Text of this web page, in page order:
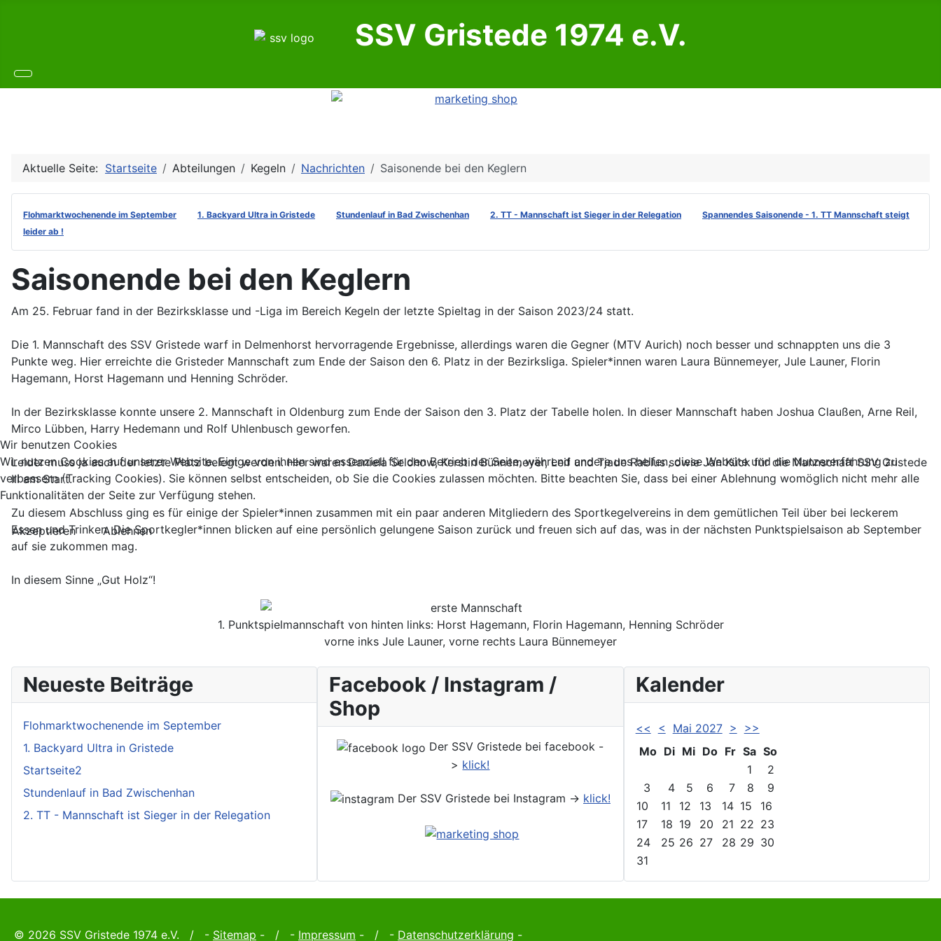
SSV Gristede 1974 e.V.
Aktuelle Seite: Startseite Abteilungen Kegeln Nachrichten Saisonende bei den Keglern
Flohmarktwochenende im September 1. Backyard Ultra in Gristede Stundenlauf in Bad Zwischenhan 2. TT - Mannschaft ist Sieger in der Relegation
Spannendes Saisonende - 1. TT Mannschaft steigt
leider ab !
Saisonende bei den Keglern
Am 25. Februar fand in der Bezirksklasse und -Liga im Bereich Kegeln der letzte Spieltag in der Saison 2023/24 statt.
Die 1. Mannschaft des SSV Gristede warf in Delmenhorst hervorragende Ergebnisse, allerdings waren die Gegner (MTV Aurich) noch besser und schnappten uns die 3
Punkte weg. Hier erreichte die Gristeder Mannschaft zum Ende der Saison den 6. Platz in der Bezirksliga. Spieler*innen waren Laura Bünnemeyer, Jule Launer, Florin
Hagemann, Horst Hagemann und Henning Schröder.
In der Bezirksklasse konnte unsere 2. Mannschaft in Oldenburg zum Ende der Saison den 3. Platz der Tabelle holen. In dieser Mannschaft haben Joshua Claußen, Arne Reil,
Mirco Lübben, Harry Hedemann und Rolf Uhlenbusch geworfen.
Leider muss ja auch der letzte Platz belegt werden. Hier waren Daniela Selchow, Kerstin Bünnemeyer, Leif und Tjade Rabius sowie Jan Kück für die Mannschaft SSV Gristede
III am Start.
Zu diesem Abschluss ging es für einige der Spieler*innen zusammen mit ein paar anderen Mitgliedern des Sportkegelvereins in dem gemütlichen Teil über bei leckerem
Essen und Trinken. Die Sportkegler*innen blicken auf eine persönlich gelungene Saison zurück und freuen sich auf das, was in der nächsten Punktspielsaison ab September
auf sie zukommen mag.
In diesem Sinne „Gut Holz“!
1. Punktspielmannschaft von hinten links: Horst Hagemann, Florin Hagemann, Henning Schröder
vorne inks Jule Launer, vorne rechts Laura Bünnemeyer
Neueste Beiträge
Flohmarktwochenende im September
1. Backyard Ultra in Gristede
Startseite2
Stundenlauf in Bad Zwischenhan
2. TT - Mannschaft ist Sieger in der Relegation
Facebook / Instagram /
Shop
Der SSV Gristede bei facebook -
> klick!
Der SSV Gristede bei Instagram -> klick!
Kalender
<< < Mai 2027 >
>>
Mo Di Mi Do Fr Sa So
1
2
3
4 5 6 7 8
9
10
11 12 13 14 15
16
17
18 19 20 21 22 23
24
25 26 27 28 29 30
31
© 2026 SSV Gristede 1974 e.V. / - Sitemap - / - Impressum - / - Datenschutzerklärung -
Wir benutzen Cookies
Wir nutzen Cookies auf unserer Website. Einige von ihnen sind essenziell für den Betrieb der Seite, während andere uns helfen, diese Website und die Nutzererfahrung zu
verbessern (Tracking Cookies). Sie können selbst entscheiden, ob Sie die Cookies zulassen möchten. Bitte beachten Sie, dass bei einer Ablehnung womöglich nicht mehr alle
Funktionalitäten der Seite zur Verfügung stehen.
Akzeptieren Ablehnen